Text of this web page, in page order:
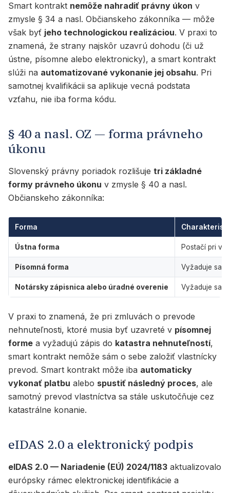
Smart kontrakt nemôže nahradiť právny úkon v
zmysle § 34 a nasl. Občianskeho zákonníka — môže
však byť jeho technologickou realizáciou. V praxi to
znamená, že strany najskôr uzavrú dohodu (či už
ústne, písomne alebo elektronicky), a smart kontrakt
slúži na automatizované vykonanie jej obsahu. Pri
samotnej kvalifikácii sa aplikuje vecná podstata
vzťahu, nie iba forma kódu.
§ 40 a nasl. OZ — forma právneho
úkonu
Slovenský právny poriadok rozlišuje tri základné
formy právneho úkonu v zmysle § 40 a nasl.
Občianskeho zákonníka:
Forma
Ústna forma Postačí pri
Písomná forma Vyžaduje sa
Notársky zápisnica alebo úradné overenie Vyžaduje sa
V praxi to znamená, že pri zmluvách o prevode
nehnuteľnosti, ktoré musia byť uzavreté v písomnej
forme a vyžadujú zápis do katastra nehnuteľností,
smart kontrakt nemôže sám o sebe založiť vlastnícky
prevod. Smart kontrakt môže iba automaticky
vykonať platbu alebo spustiť následný proces, ale
samotný prevod vlastníctva sa stále uskutočňuje cez
katastrálne konanie.
eIDAS 2.0 a elektronický podpis
eIDAS 2.0 — Nariadenie (EÚ) 2024/1183 aktualizovalo
európsky rámec elektronickej identifikácie a